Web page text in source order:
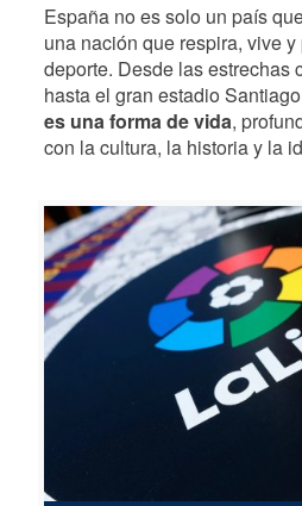
España no es solo un país
una nación que respira, vive
deporte. Desde las estrechas
hasta el gran estadio
es una forma de vida,
con la cultura, la historia y la